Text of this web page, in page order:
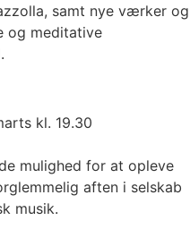
samt nye værker og
og meditative
kl. 19.30
mulighed for at opleve
aften i selskab
musik.